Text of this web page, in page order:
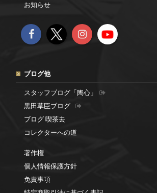
お知らせ
ブログ他
スタッフブログ「陶心」
黒田草臣ブログ
ブログ 喫茶去
コレクターへの道
著作権
個人情報保護方針
免責事項